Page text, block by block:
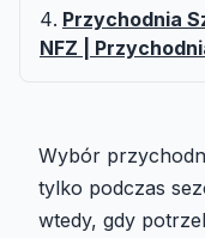
Przychodnia
NFZ |
Wybór
tylko podczas
wtedy, gdy